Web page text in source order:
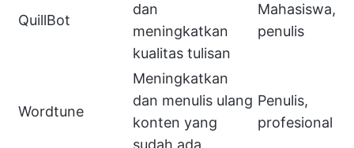
QuillBot
dan
meningkatkan
kualitas tulisan
Mahasiswa,
penulis
Wordtune
Meningkatkan
dan menulis ulang
konten yang
sudah ada
Penulis,
profesional